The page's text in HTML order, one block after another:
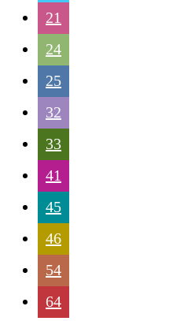
21
24
25
32
33
41
45
46
54
64